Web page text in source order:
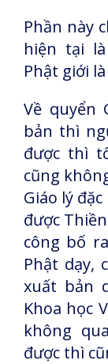
Phần này
hiện tại
Phật giới
Về quyển
bản thì
được thì
cũng
Giáo lý
được
công bố
Phật dạy,
xuất bản
Khoa học
không
được thì